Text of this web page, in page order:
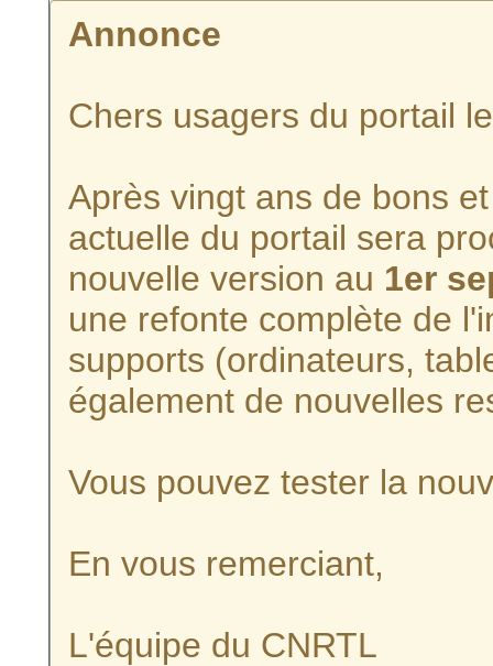
Annonce
Chers usagers du portail
Après vingt ans de bons
actuelle du portail sera
nouvelle version au 1er
une refonte complète de
supports (ordinateurs,
également de nouvelles
Vous pouvez tester la
En vous remerciant,
L'équipe du CNRTL